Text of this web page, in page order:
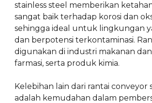
stainless steel memberikan
sangat baik terhadap korosi dan
sehingga ideal untuk lingkungan
dan berpotensi terkontaminasi.
digunakan di industri makanan
farmasi, serta produk kimia.
Kelebihan lain dari rantai conveyor
adalah kemudahan dalam